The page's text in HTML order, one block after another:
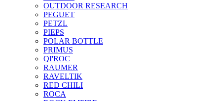
OUTDOOR RESEARCH
PEGUET
PETZL
PIEPS
POLAR BOTTLE
PRIMUS
QI'ROC
RAUMER
RAVELTIK
RED CHILI
ROCA